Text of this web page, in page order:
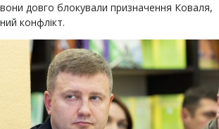
довго блокували призначення Коваля,
конфлікт.